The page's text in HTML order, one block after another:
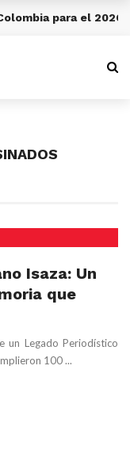
para el 2026?
Isaza: Un
que
un Legado Periodístico
100 ...